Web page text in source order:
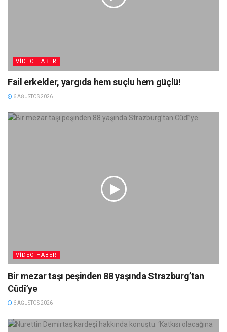
VIDEO HABER
Fail erkekler, yargıda hem suçlu hem güçlü!
6 AĞUSTOS 2026
VIDEO HABER
Bir mezar taşı peşinden 88 yaşında Strazburg’tan
Cûdî’ye
6 AĞUSTOS 2026